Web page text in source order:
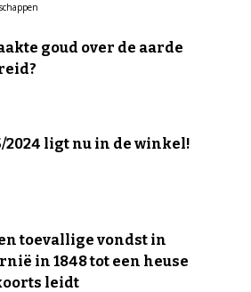
goud over de aarde
2024 ligt nu in de winkel!
toevallige vondst in
in 1848 tot een heuse
leidt